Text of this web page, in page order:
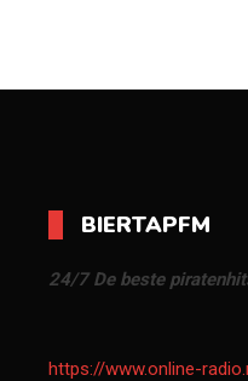
BIERTAPFM
24/7 De beste
https://www.online-